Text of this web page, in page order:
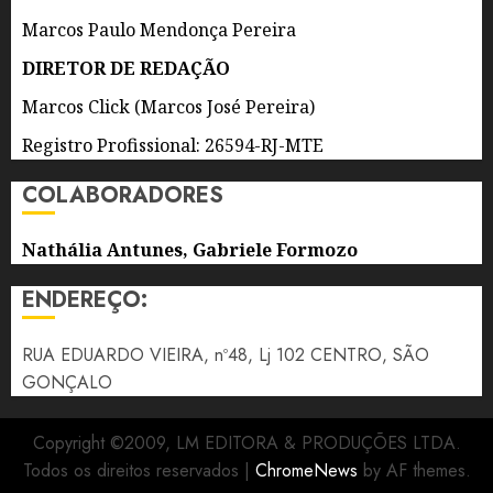
6 DE
DE 2026
Marcos Paulo Mendonça Pereira
DIRETOR DE REDAÇÃO
Marcos Click (Marcos José Pereira)
Registro Profissional: 26594-RJ-MTE
COLABORADORES
Nathália Antunes, Gabriele Formozo
ENDEREÇO:
RUA EDUARDO VIEIRA, nº48, Lj 102 CENTRO, SÃO
GONÇALO
Copyright ©2009, LM EDITORA & PRODUÇÕES LTDA.
Todos os direitos reservados | ChromeNews by AF themes.